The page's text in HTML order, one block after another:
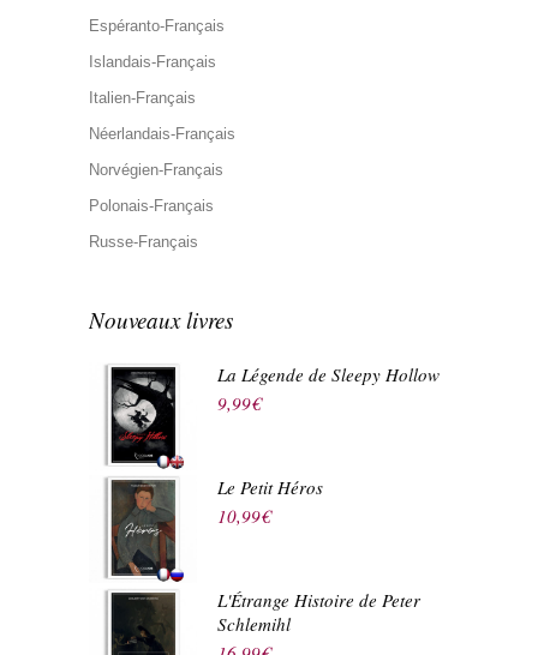
Espéranto-Français
Islandais-Français
Italien-Français
Néerlandais-Français
Norvégien-Français
Polonais-Français
Russe-Français
Nouveaux livres
La Légende de Sleepy Hollow
9,99€
Le Petit Héros
10,99€
L'Étrange Histoire de Peter
Schlemihl